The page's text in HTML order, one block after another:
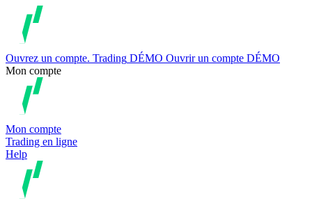
Ouvrez un compte. Trading DÉMO Ouvrir un compte DÉMO
Mon compte
Mon compte
Trading en ligne
Help